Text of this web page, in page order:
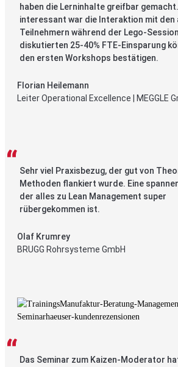
haben die Lerninhalte greifbar
interessant war die Interaktion mit den
Teilnehmern während der Lego-
diskutierten 25-40% FTE-Einsparung
den ersten Workshops bestätigen.
Florian Heilemann
Leiter Operational Excellence | MEGGLE
Sehr viel Praxisbezug, der gut von
Methoden flankiert wurde. Eine
der alles zu Lean Management super
rübergekommen ist.
Olaf Krumrey
BRUGG Rohrsysteme GmbH
Das Seminar zum Kaizen-Moderator